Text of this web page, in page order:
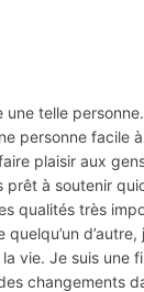
telle
personne facile
plaisir aux
à soutenir
qualités très
vie. Je suis une
changements